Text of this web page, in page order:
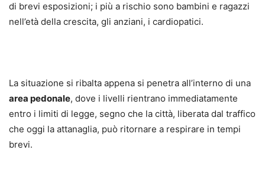
di brevi esposizioni; i più a rischio sono bambini e ragazzi
nell’età della crescita, gli anziani, i cardiopatici.
La situazione si ribalta appena si penetra all’interno di una
area pedonale, dove i livelli rientrano immediatamente
entro i limiti di legge, segno che la città, liberata dal traffico
che oggi la attanaglia, può ritornare a respirare in tempi
brevi.